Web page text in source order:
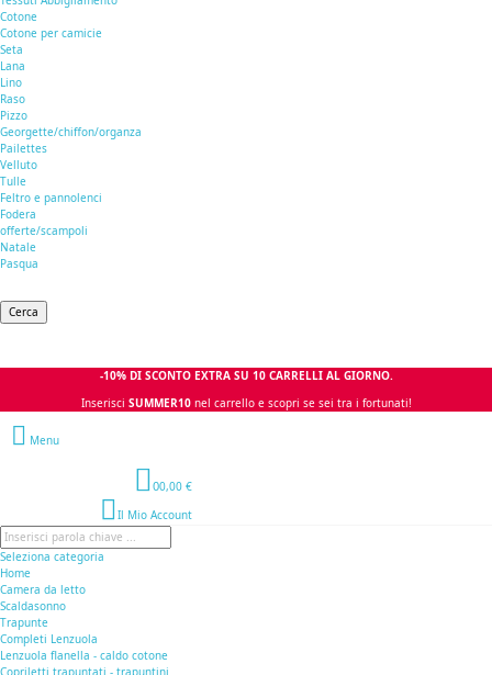
Cotone
Cotone per camicie
Seta
Lana
Lino
Raso
Pizzo
Georgette/chiffon/organza
Pailettes
Velluto
Tulle
Feltro e pannolenci
Fodera
offerte/scampoli
Natale
Pasqua
Cerca
-10% DI SCONTO EXTRA SU 10 CARRELLI AL GIORNO.
Inserisci SUMMER10 nel carrello e scopri se sei tra i fortunati!
Menu
00,00 €
Il Mio Account
Seleziona categoria
Home
Camera da letto
Scaldasonno
Trapunte
Completi Lenzuola
Lenzuola flanella - caldo cotone
Copriletti trapuntati - trapuntini